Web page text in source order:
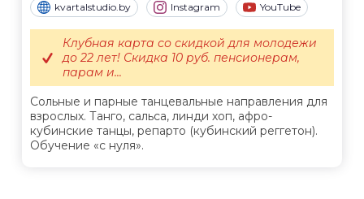
kvartalstudio.by Instagram YouTube
Сольные и парные танцевальные направления для
взрослых. Танго, сальса, линди хоп, афро-
кубинские танцы, репарто (кубинский реггетон).
Обучение «с нуля».
Клубная карта со скидкой для молодежи
до 22 лет! Скидка 10 руб. пенсионерам,
парам и...